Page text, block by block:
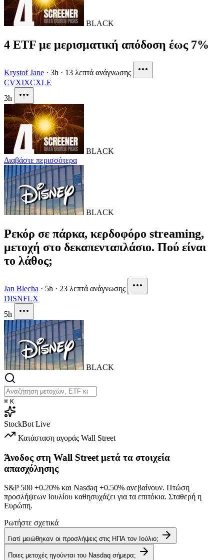
BLACK
4 ETF με μερισματική απόδοση έως 7%
Krystof Jane · 3h · 13 λεπτά ανάγνωσης
CVXIXCXLE
3h
BLACK
Διαβάστε περισσότερα
BLACK
Ρεκόρ σε πάρκα, κερδοφόρο streaming,
μετοχή στο δεκαπενταπλάσιο. Πού είναι
το λάθος;
Jan Blecha · 5h · 23 λεπτά ανάγνωσης
DISNFLX
5h
BLACK
⌘ K
StockBot Live
Κατάσταση αγοράς Wall Street
Άνοδος στη Wall Street μετά τα στοιχεία
απασχόλησης
S&P 500 +0.20% και Nasdaq +0.50% ανεβαίνουν. Πτώση
προσλήψεων Ιουλίου καθησυχάζει για τα επιτόκια. Σταθερή η
Ευρώπη.
Ρωτήστε σχετικά
Γιατί μειώθηκαν οι προσλήψεις στις ΗΠΑ τον Ιούλιο;
Ποιες μετοχές ηγούνται του Nasdaq σήμερα;